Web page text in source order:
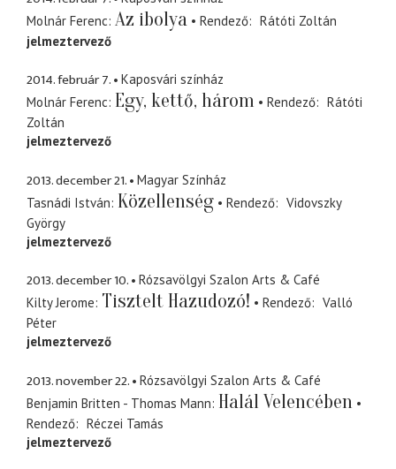
Molnár Ferenc Az ibolya Rendező
Rátóti Zoltán
jelmeztervező
2014. február 7.
Kaposvári színház
Molnár Ferenc Egy, kettő, három Rendező
Rátóti
Zoltán
jelmeztervező
2013. december 21.
Magyar Színház
Tasnádi István Közellenség Rendező
Vidovszky
György
jelmeztervező
2013. december 10.
Rózsavölgyi Szalon Arts & Café
Kilty Jerome Tisztelt Hazudozó! Rendező
Valló
Péter
jelmeztervező
2013. november 22.
Rózsavölgyi Szalon Arts & Café
Benjamin Britten - Thomas Mann Halál Velencében
Rendező
Réczei Tamás
jelmeztervező